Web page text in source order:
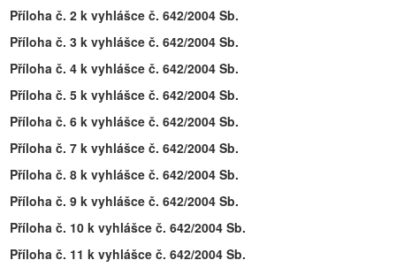
Příloha č. 2 k vyhlášce č. 642/2004 Sb.
Příloha č. 3 k vyhlášce č. 642/2004 Sb.
Příloha č. 4 k vyhlášce č. 642/2004 Sb.
Příloha č. 5 k vyhlášce č. 642/2004 Sb.
Příloha č. 6 k vyhlášce č. 642/2004 Sb.
Příloha č. 7 k vyhlášce č. 642/2004 Sb.
Příloha č. 8 k vyhlášce č. 642/2004 Sb.
Příloha č. 9 k vyhlášce č. 642/2004 Sb.
Příloha č. 10 k vyhlášce č. 642/2004 Sb.
Příloha č. 11 k vyhlášce č. 642/2004 Sb.